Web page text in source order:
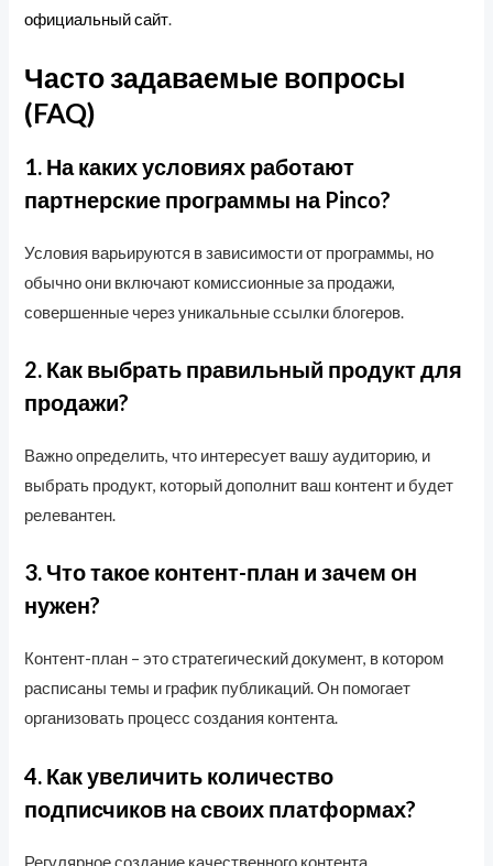
официальный сайт.
Часто задаваемые вопросы
(FAQ)
1. На каких условиях работают
партнерские программы на Pinco?
Условия варьируются в зависимости от программы, но
обычно они включают комиссионные за продажи,
совершенные через уникальные ссылки блогеров.
2. Как выбрать правильный продукт для
продажи?
Важно определить, что интересует вашу аудиторию, и
выбрать продукт, который дополнит ваш контент и будет
релевантен.
3. Что такое контент-план и зачем он
нужен?
Контент-план – это стратегический документ, в котором
расписаны темы и график публикаций. Он помогает
организовать процесс создания контента.
4. Как увеличить количество
подписчиков на своих платформах?
Регулярное создание качественного контента,